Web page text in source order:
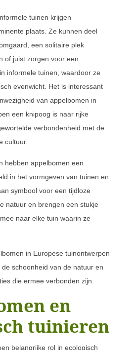
tuinen krijgen
plaats. Ze kunnen deel
een solitaire plek
of juist zorgen voor een
informele tuinen, waardoor ze
evenwicht. Het is interessant
van appelbomen in
een knipoog is naar rijke
verbondenheid met de
cultuur.
hebben appelbomen een
in het vormgeven van tuinen en
symbool voor een tijdloze
natuur en brengen een stukje
naar elke tuin waarin ze
in Europese tuinontwerpen
schoonheid van de natuur en
die ermee verbonden zijn.
en
tuinieren
belangrijke rol in ecologisch